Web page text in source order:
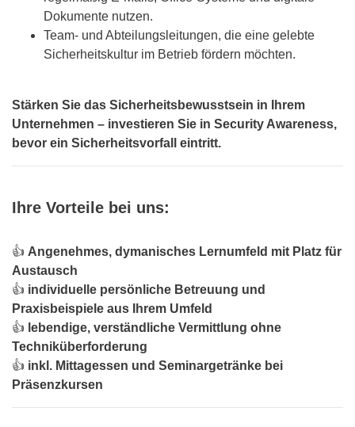
Dokumente nutzen.
Team- und Abteilungsleitungen, die eine gelebte
Sicherheitskultur im Betrieb fördern möchten.
Stärken Sie das Sicherheitsbewusstsein in Ihrem
Unternehmen – investieren Sie in Security Awareness,
bevor ein Sicherheitsvorfall eintritt.
Ihre Vorteile bei uns:
👍 Angenehmes, dymanisches Lernumfeld mit Platz für
Austausch
👍 individuelle persönliche Betreuung und
Praxisbeispiele aus Ihrem Umfeld
👍 lebendige, verständliche Vermittlung ohne
Techniküberforderung
👍 inkl. Mittagessen und Seminargetränke bei
Präsenzkursen